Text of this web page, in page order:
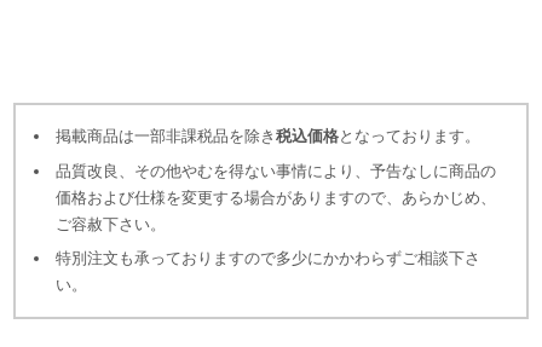
掲載商品は一部非課税品を除き税込価格となっております。
品質改良、その他やむを得ない事情により、予告なしに商品の
価格および仕様を変更する場合がありますので、あらかじめ、
ご容赦下さい。
特別注文も承っておりますので多少にかかわらずご相談下さ
い。